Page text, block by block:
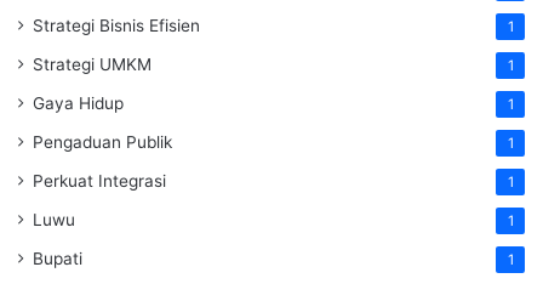
Strategi Bisnis Efisien 1
Strategi UMKM 1
Gaya Hidup 1
Pengaduan Publik 1
Perkuat Integrasi 1
Luwu 1
Bupati 1